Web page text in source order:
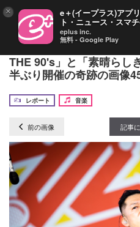
『OTODAMA'22～音泉
THE 90's」と「素晴らし
半ぶり開催の奇跡の画像
レポート
音楽
前の画像 記事
× e＋(イープラス)アプ
ト・ニュース・スマ
eplus inc.
無料 - Google Play